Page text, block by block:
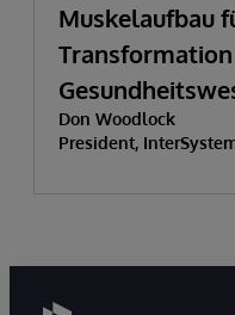
Muskelaufbau
Don Woodlock
President,